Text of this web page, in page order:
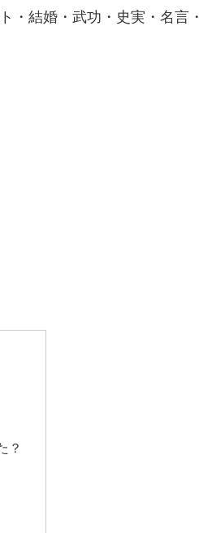
・結婚・武功・史実・名言・
？